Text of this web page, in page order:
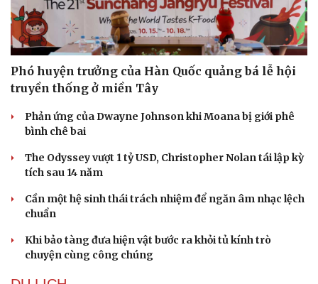
Phó huyện trưởng của Hàn Quốc quảng bá lễ hội
truyền thống ở miền Tây
Phản ứng của Dwayne Johnson khi Moana bị giới phê
bình chê bai
The Odyssey vượt 1 tỷ USD, Christopher Nolan tái lập kỳ
tích sau 14 năm
Cần một hệ sinh thái trách nhiệm để ngăn âm nhạc lệch
chuẩn
Khi bảo tàng đưa hiện vật bước ra khỏi tủ kính trò
chuyện cùng công chúng